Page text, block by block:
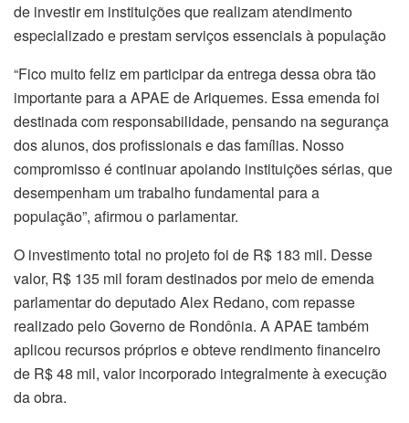
de investir em instituições que realizam atendimento
especializado e prestam serviços essenciais à população
“Fico muito feliz em participar da entrega dessa obra tão
importante para a APAE de Ariquemes. Essa emenda foi
destinada com responsabilidade, pensando na segurança
dos alunos, dos profissionais e das famílias. Nosso
compromisso é continuar apoiando instituições sérias, que
desempenham um trabalho fundamental para a
população”, afirmou o parlamentar.
O investimento total no projeto foi de R$ 183 mil. Desse
valor, R$ 135 mil foram destinados por meio de emenda
parlamentar do deputado Alex Redano, com repasse
realizado pelo Governo de Rondônia. A APAE também
aplicou recursos próprios e obteve rendimento financeiro
de R$ 48 mil, valor incorporado integralmente à execução
da obra.